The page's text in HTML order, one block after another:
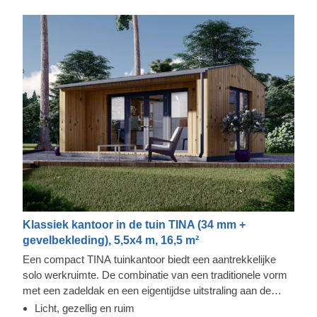
Klassiek kantoor in de tuin TINA (34 mm +
gevelbekleding), 5,5x4 m, 16,5 m²
Een compact TINA tuinkantoor biedt een aantrekkelijke
solo werkruimte. De combinatie van een traditionele vorm
met een zadeldak en een eigentijdse uitstraling aan de
buitenkant, het is een uitstekende keuze voor iedereen die
Licht, gezellig en ruim